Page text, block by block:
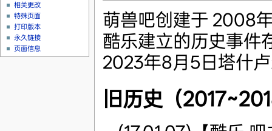
萌兽吧创建于 2008
酷乐建立的历史事件
2023年8月5日塔什
旧历史（
相关更改
特殊页面
打印版本
永久链接
页面信息